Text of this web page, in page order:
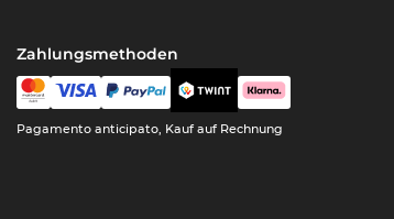
Zahlungsmethoden
Pagamento anticipato, Kauf auf Rechnung